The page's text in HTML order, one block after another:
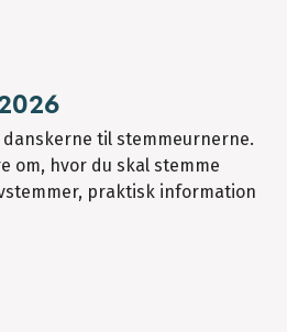
danskerne til stemmeurnerne.
om, hvor du skal stemme
praktisk information